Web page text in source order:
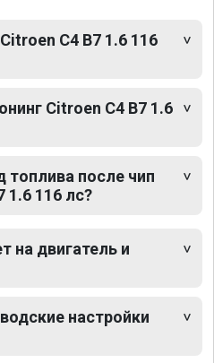
C4 B7 1.6 116
Citroen C4 B7 1.6
топлива после чип
1.6 116 лс?
на двигатель и
настройки